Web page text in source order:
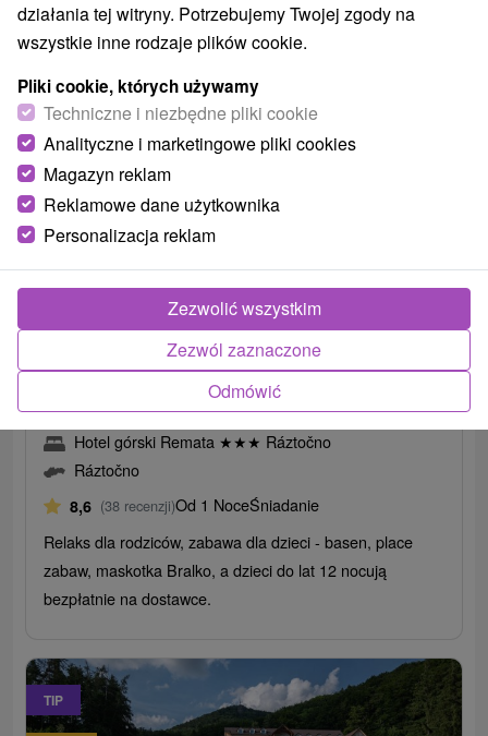
WSZYSTKO TOP - BESTSELLERY NAJTAŃSZE
Wakacje dla młodych i starszych z basenem i
maskotką Bralko
Hotel górski Remata ★★★ Ráztočno
Ráztočno
8,6 (38 recenzji)Od 1 NoceŚniadanie
Relaks dla rodziców, zabawa dla dzieci - basen, place
zabaw, maskotka Bralko, a dzieci do lat 12 nocują
bezpłatnie na dostawce.
TIP
działania tej witryny. Potrzebujemy Twojej zgody na
wszystkie inne rodzaje plików cookie.
Pliki cookie, których używamy
Techniczne i niezbędne pliki cookie
Analityczne i marketingowe pliki cookies
Magazyn reklam
Reklamowe dane użytkownika
Personalizacja reklam
Odmówić
Zezwól zaznaczone
Zezwolić wszystkim